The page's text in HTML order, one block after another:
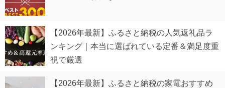
【2026年最新】ふるさと納税の人気返礼品ラ
ンキング｜本当に選ばれている定番＆満足度重
視で厳選
【2026年最新】ふるさと納税の家電おすすめ